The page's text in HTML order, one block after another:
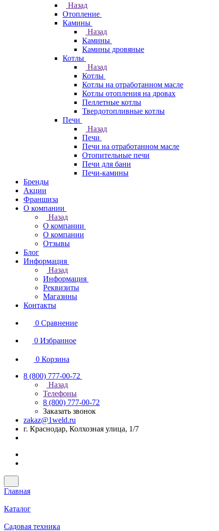
Назад
Отопление
Камины
Назад
Камины
Камины дровяные
Котлы
Назад
Котлы
Котлы на отработанном масле
Котлы отопления на дровах
Пеллетные котлы
Твердотопливные котлы
Печи
Назад
Печи
Печи на отработанном масле
Отопительные печи
Печи для бани
Печи-камины
Бренды
Акции
Франшиза
О компании
Назад
О компании
О компании
Отзывы
Блог
Информация
Назад
Информация
Реквизиты
Магазины
Контакты
0 Сравнение
0 Избранное
0 Корзина
8 (800) 777-00-72
Назад
Телефоны
8 (800) 777-00-72
Заказать звонок
zakaz@1weld.ru
г. Краснодар, Колхозная улица, 1/7
Главная
Каталог
Садовая техника